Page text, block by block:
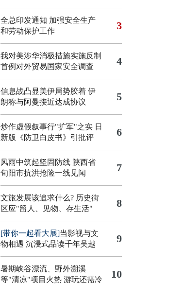
全总印发通知 加强安全生产
和劳动保护工作
3
我对美涉华消极措施实施反制
首例对外贸易国家安全调查
4
信息战凸显美伊局势胶着 伊
朗称与阿曼接近达成协议
5
炒作虚假叙事行"扩军"之实 日
新版《防卫白皮书》引批评
6
风雨中筑起坚固防线 陕西省
旬阳市抗洪抢险一线见闻
7
文旅发展该追求什么? 历史街
区应"留人、见物、存生活"
8
[带你一起看大展]当影视与文
物相遇 沉浸式品读千年吴越
9
暑期峡谷漂流、野外溯溪
等"清凉"项目火热 游玩还需冷
10